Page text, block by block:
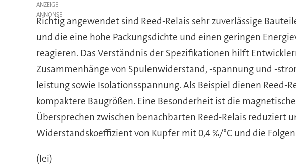
ANZEIGE
Richtig angewendet sind Reed-Relais sehr zuverlässige
und die eine hohe Packungsdichte und einen geringen
reagieren. Das Verständnis der Spezifikationen hilft
Zusammenhänge von Spulenwiderstand, -spannung und -
leistung sowie Isolationsspannung. Als Beispiel dienen Reed-
kompaktere Baugrößen. Eine Besonderheit ist die
Übersprechen zwischen benachbarten Reed-Relais reduziert
Widerstandskoeffizient von Kupfer mit 0,4 %/°C und die
(lei)